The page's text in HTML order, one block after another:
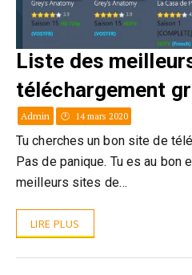
Liste des
téléchargement
Admin 14 mars 2020
Tu cherches un bon site de
Pas de panique. Tu es au bon
meilleurs sites de…
LIRE PLUS